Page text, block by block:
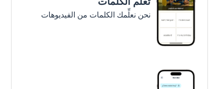
نحن نعلِّمك الكلمات من الفيديوهات